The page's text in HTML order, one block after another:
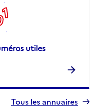
utiles
Tous les annuaires